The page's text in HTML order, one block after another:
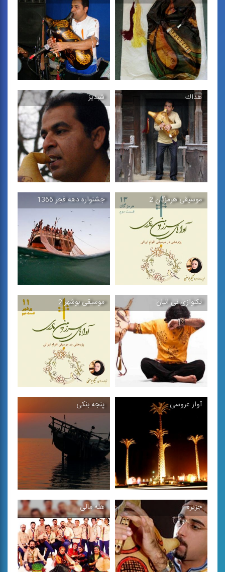
مرد دریا
ترانه ی پاپ با گویش جنوبی
سرپنجه آفتاب
قطعه ی بی كلام جنوبی
بنگله
قطعه ی بی كلام جنوبی
شمع و لاله
موسیقی بی كلام بندری
هداك
هداك
قطعه ی بی كلام جنوبی
شبدیز
شبدیز
قطعه ی بی كلام پاپ جنوبی
موسیقی هرمزگان 2
موسیقی هرمزگان 2
مجموعه كتاب‌هایی
«پژوهشی - موسیقایی» در
بررسی ...
جشنواره دهه فجر 1366
جشنواره دهه فجر
1366
قطعاتی از جشنواره موسیقی
بوشهر
تكنوازی نی انبان
تكنوازی نی انبان
موسیقی جنوبی، تكنوازی نی
انبان
موسیقی بوشهر 2
موسیقی بوشهر 2
مجموعه كتاب هایی
«پژوهشی - موسیقایی» در
بررسی ...
آواز عروسی
آواز عروسی
موسیقی محلی جنوبی
(دزفولی) مناسب جشن و
عروسی
پنجه بنكی
پنجه بنكی
موسیقی بی كلام جنوبی
جزیره هله مالی